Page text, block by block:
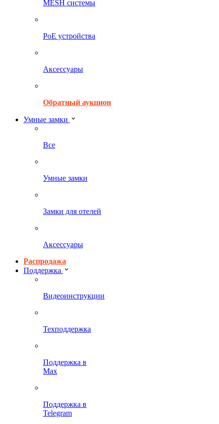
MESH системы
PoE устройства
Аксессуары
Обратный аукцион
Умные замки
Все
Умные замки
Замки для отелей
Аксессуары
Распродажа
Поддержка
Видеоинструкции
Техподдержка
Поддержка в
Max
Поддержка в
Telegram